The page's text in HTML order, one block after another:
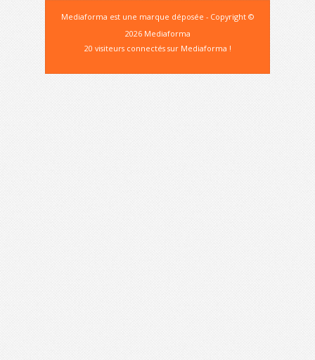
Mediaforma est une marque déposée - Copyright ©
2026 Mediaforma
20 visiteurs connectés sur Mediaforma !